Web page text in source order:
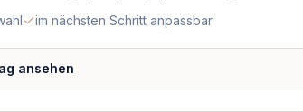
im nächsten Schritt anpassbar
ansehen